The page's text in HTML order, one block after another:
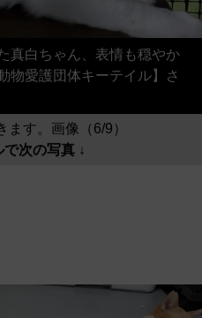
真白ちゃん、表情も穏やか
物愛護団体キーテイル】さ
ます。画像（6/9）
で次の写真 ↓